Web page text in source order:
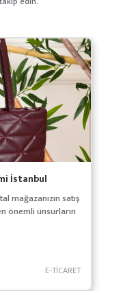
İstanbul
mağazanızın satış
önemli unsurların
E-TİCARET